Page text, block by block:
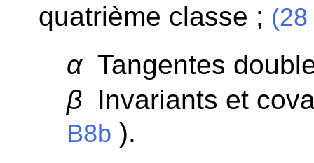
quatrième classe ;
αTangentes
β Invariants et
B8b ).